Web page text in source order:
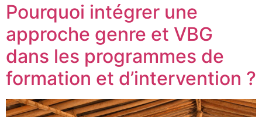
Pourquoi intégrer une
approche genre et VBG
dans les programmes de
formation et d’intervention ?